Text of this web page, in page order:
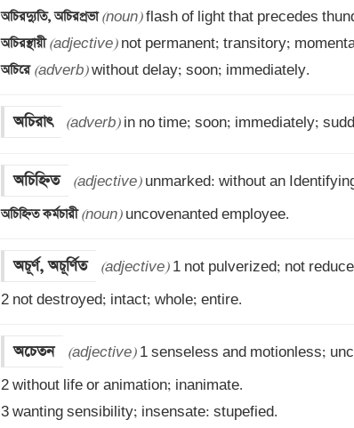
অচিরদ্যুতি, অচিরপ্রভা (noun)
অচিরস্থায়ী (adjective)
অচিরে (adverb) without delay; soon; immediately.
অচিরাৎ (adverb) in no time; soon; immediately;
অচিহ্নিত (adjective)
অচিহ্নিত কর্মচারী (noun) uncovenanted employee.
অচূর্ণ, অচূর্ণিত (adjective) 1 not pulverized; not
2 not destroyed; intact; whole; entire.
অচেতন (adjective) 1 senseless and motionless;
2 without life or animation; inanimate.
3 wanting sensibility; insensate: stupefied.